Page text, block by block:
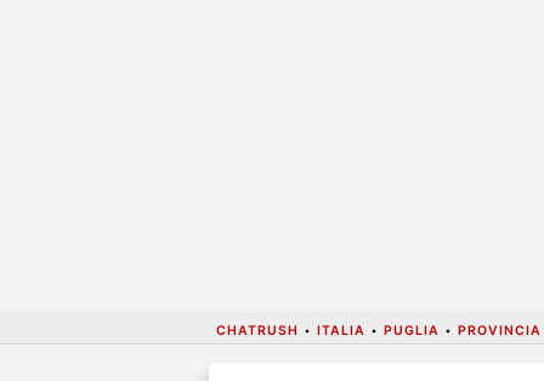
CHATRUSH • ITALIA • PUGLIA •